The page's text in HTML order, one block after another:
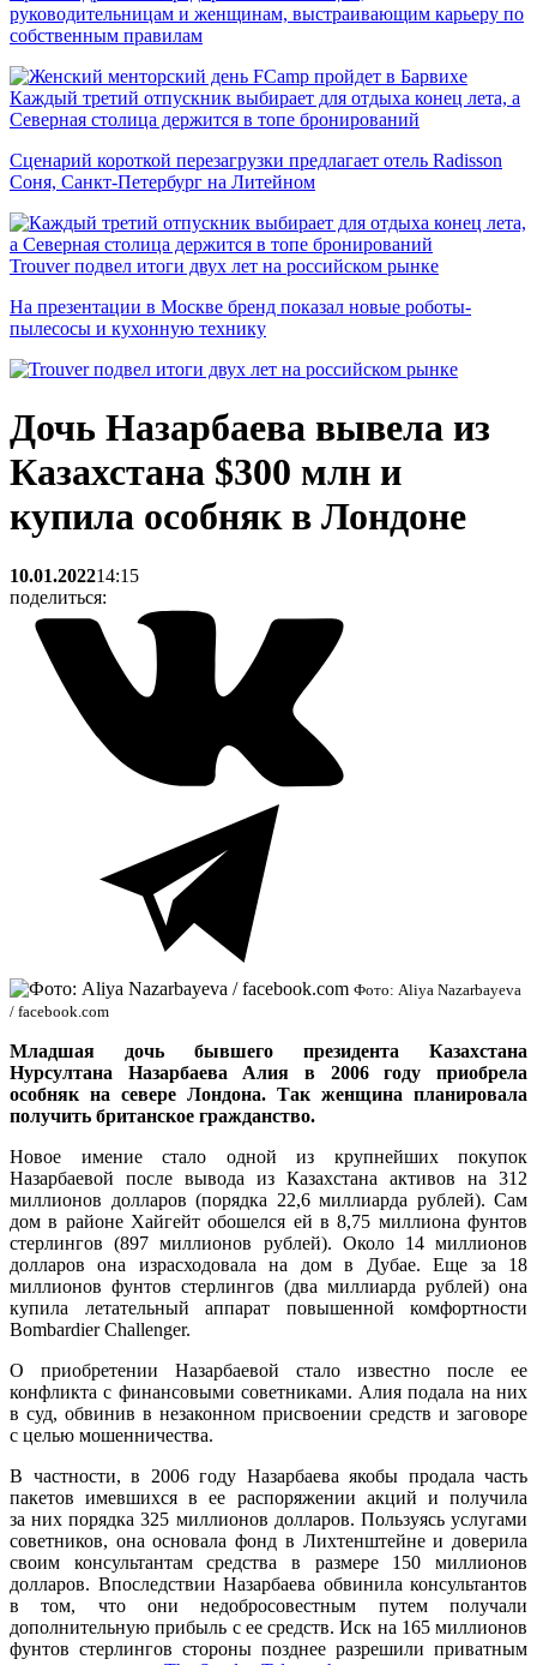
руководительницам и женщинам, выстраивающим карьеру по
собственным правилам
Каждый третий отпускник выбирает для отдыха конец лета, а
Северная столица держится в топе бронирований
Сценарий короткой перезагрузки предлагает отель Radisson
Соня, Санкт-Петербург на Литейном
Trouver подвел итоги двух лет на российском рынке
На презентации в Москве бренд показал новые роботы-
пылесосы и кухонную технику
Дочь Назарбаева вывела из
Казахстана $300 млн и
купила особняк в Лондоне
10.01.202214:15
поделиться:
Фото: Aliya Nazarbayeva
/ facebook.com
Младшая дочь бывшего президента Казахстана
Нурсултана Назарбаева Алия в 2006 году приобрела
особняк на севере Лондона. Так женщина планировала
получить британское гражданство.
Новое имение стало одной из крупнейших покупок
Назарбаевой после вывода из Казахстана активов на 312
миллионов долларов (порядка 22,6 миллиарда рублей). Сам
дом в районе Хайгейт обошелся ей в 8,75 миллиона фунтов
стерлингов (897 миллионов рублей). Около 14 миллионов
долларов она израсходовала на дом в Дубае. Еще за 18
миллионов фунтов стерлингов (два миллиарда рублей) она
купила летательный аппарат повышенной комфортности
Bombardier Challenger.
О приобретении Назарбаевой стало известно после ее
конфликта с финансовыми советниками. Алия подала на них
в суд, обвинив в незаконном присвоении средств и заговоре
с целью мошенничества.
В частности, в 2006 году Назарбаева якобы продала часть
пакетов имевшихся в ее распоряжении акций и получила
за них порядка 325 миллионов долларов. Пользуясь услугами
советников, она основала фонд в Лихтенштейне и доверила
своим консультантам средства в размере 150 миллионов
долларов. Впоследствии Назарбаева обвинила консультантов
в том, что они недобросовестным путем получали
дополнительную прибыль с ее средств. Иск на 165 миллионов
фунтов стерлингов стороны позднее разрешили приватным